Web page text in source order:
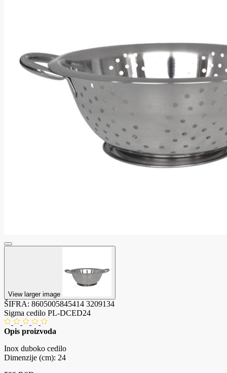
View larger image
ŠIFRA: 8605005845414 3209134
Sigma cedilo PL-DCED24
Opis proizvoda
Inox duboko cedilo
Dimenzije (cm): 24